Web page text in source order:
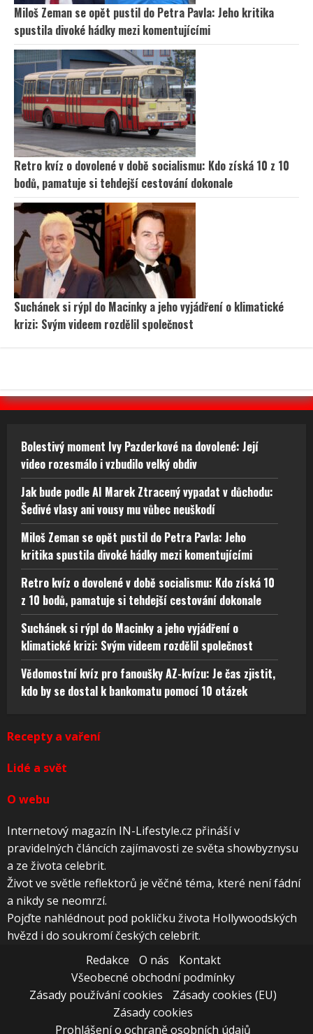
Miloš Zeman se opět pustil do Petra Pavla: Jeho kritika
spustila divoké hádky mezi komentujícími
Retro kvíz o dovolené v době socialismu: Kdo získá 10 z 10
bodů, pamatuje si tehdejší cestování dokonale
Suchánek si rýpl do Macinky a jeho vyjádření o klimatické
krizi: Svým videem rozdělil společnost
Bolestivý moment Ivy Pazderkové na dovolené: Její
video rozesmálo i vzbudilo velký obdiv
Jak bude podle AI Marek Ztracený vypadat v důchodu:
Šedivé vlasy ani vousy mu vůbec neuškodí
Miloš Zeman se opět pustil do Petra Pavla: Jeho
kritika spustila divoké hádky mezi komentujícími
Retro kvíz o dovolené v době socialismu: Kdo získá 10
z 10 bodů, pamatuje si tehdejší cestování dokonale
Suchánek si rýpl do Macinky a jeho vyjádření o
klimatické krizi: Svým videem rozdělil společnost
Vědomostní kvíz pro fanoušky AZ-kvízu: Je čas zjistit,
kdo by se dostal k bankomatu pomocí 10 otázek
Recepty a vaření
Lidé a svět
O webu
Internetový magazín IN-Lifestyle.cz přináší v
pravidelných článcích zajímavosti ze světa showbyznysu
a ze života celebrit.
Život ve světle reflektorů je věčné téma, které není fádní
a nikdy se neomrzí.
Pojďte nahlédnout pod pokličku života Hollywoodských
hvězd i do soukromí českých celebrit.
Redakce
O nás
Kontakt
Všeobecné obchodní podmínky
Zásady používání cookies
Zásady cookies (EU)
Zásady cookies
Prohlášení o ochraně osobních údajů